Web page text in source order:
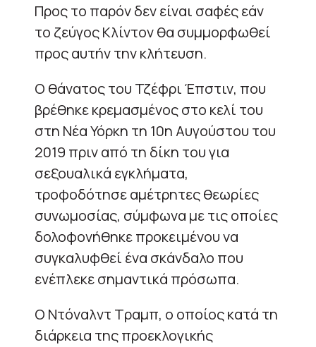
Προς το παρόν δεν είναι σαφές εάν
το ζεύγος Κλίντον θα συμμορφωθεί
προς αυτήν την κλήτευση.
Ο θάνατος του Τζέφρι Έπστιν, που
βρέθηκε κρεμασμένος στο κελί του
στη Νέα Υόρκη τη 10η Αυγούστου του
2019 πριν από τη δίκη του για
σεξουαλικά εγκλήματα,
τροφοδότησε αμέτρητες θεωρίες
συνωμοσίας, σύμφωνα με τις οποίες
δολοφονήθηκε προκειμένου να
συγκαλυφθεί ένα σκάνδαλο που
ενέπλεκε σημαντικά πρόσωπα.
Ο Ντόναλντ Τραμπ, ο οποίος κατά τη
διάρκεια της προεκλογικής